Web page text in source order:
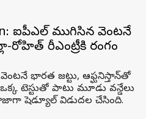
ఐపీఎల్ ముగిసిన వెంటనే
రోహిత్ రీఎంట్రీకి రంగం
భారత జట్టు, ఆఫ్ఘనిస్తాన్‌తో
టెస్టుతో పాటు మూడు వన్డేలు
షెడ్యూల్ విడుదల చేసింది.